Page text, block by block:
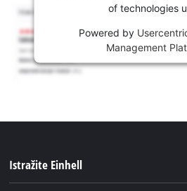
of technologies
Powered by
Management
Istražite Einhell